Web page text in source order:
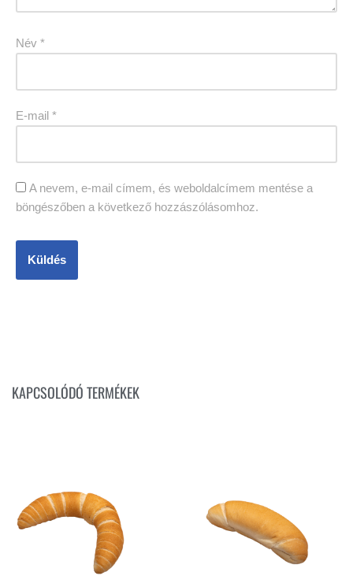
Név *
E-mail *
A nevem, e-mail címem, és weboldalcímem mentése a
böngészőben a következő hozzászólásomhoz.
KAPCSOLÓDÓ TERMÉKEK